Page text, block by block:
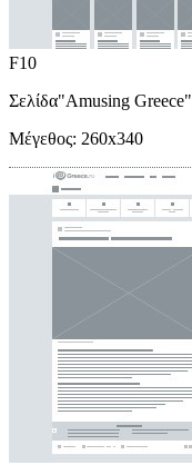
F10
Σελίδα"Amusing Greece"
Μέγεθος: 260x340